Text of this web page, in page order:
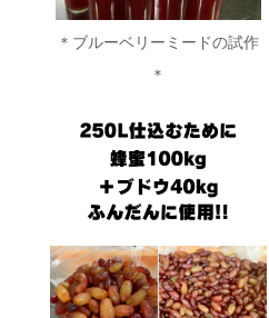
＊ブルーベリーミードの試作
＊